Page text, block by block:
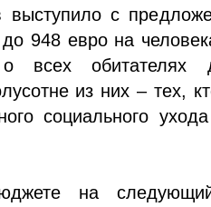
выступило с
948 евро на
всех обитателях
из них – тех,
социального
на